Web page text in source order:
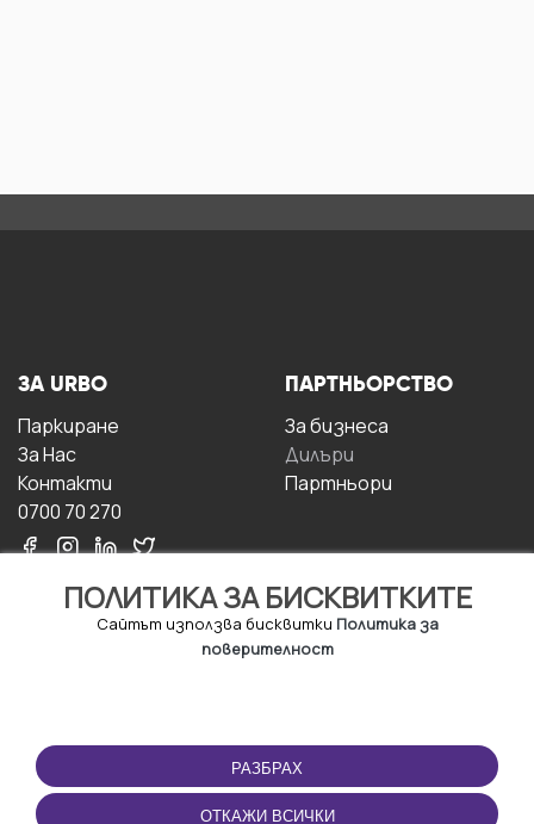
ПОЛИТИКА ЗА БИСКВИТКИТЕ
Сайтът използва бисквитки Политика за
поверителност
РАЗБРАХ
ОТКАЖИ ВСИЧКИ
ЗА URBO
Паркиране
За Hас
Контакти
0700 70 270
ПАРТНЬОРСТВО
За бизнесa
Дилъри
Партньори
ПОЛЗВАНЕ
Правила и условия за
ползване
ПРИЛОЖЕНИЕТО